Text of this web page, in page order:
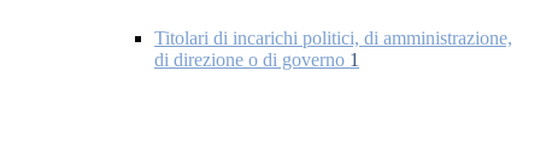
Titolari di incarichi politici, di amministrazione,
di direzione o di governo 1